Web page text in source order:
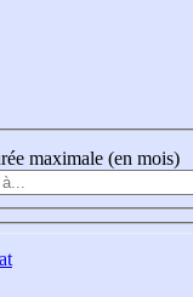
maximale (en mois)